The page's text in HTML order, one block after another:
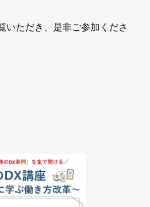
いただき、是非ご参加くださ